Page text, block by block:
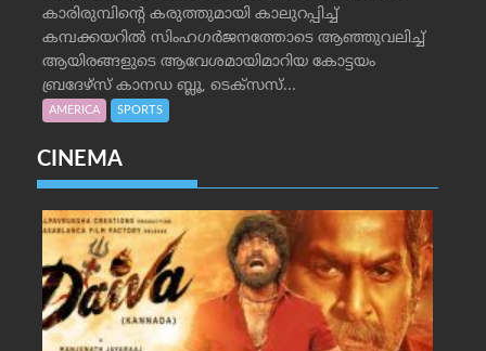
കാരിരുമ്പിന്റെ കരുത്തുമായി കാലുറപ്പിച്ച്
കമ്പക്കയറില്‍ സിംഹഗര്‍ജനത്തോടെ ആഞ്ഞുവലിച്ച്
ആയിരങ്ങളുടെ ആവേശമായിമാറിയ കോട്ടയം
ബ്രദേഴ്‌സ് കാനഡ ബ്ലൂ, ടെക്‌സസ്...
AMERICA SPORTS
CINEMA